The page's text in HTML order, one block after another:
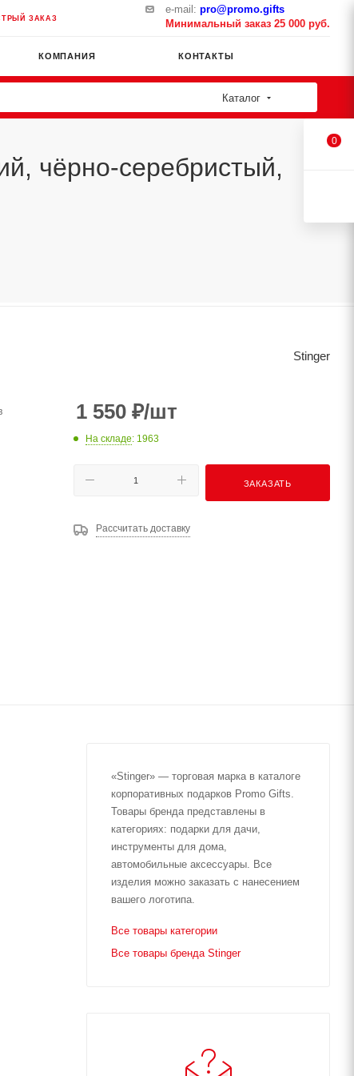
ЗАКАЗ
e-mail: pro@promo.gifts
Минимальный заказ 25 000 руб.
КОМПАНИЯ КОНТАКТЫ
Каталог
чёрно-серебристый,
Stinger
1 550 ₽/шт
На складе: 1963
ЗАКАЗАТЬ
Рассчитать доставку
«Stinger» — торговая марка в каталоге
корпоративных подарков Promo Gifts.
Товары бренда представлены в
категориях: подарки для дачи,
инструменты для дома,
автомобильные аксессуары. Все
изделия можно заказать с нанесением
вашего логотипа.
Все товары категории
Все товары бренда Stinger
0